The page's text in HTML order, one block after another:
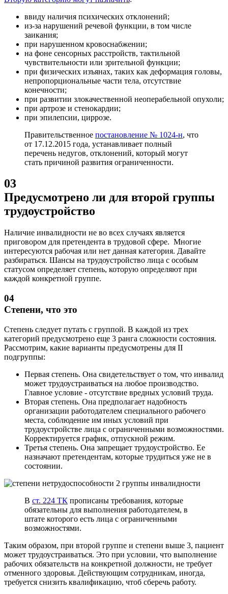
ввиду наличия психических отклонений;
из-за нарушений речевой функции, в том числе
заикания;
при нарушенном кровоснабжении;
на фоне сенсорных расстройств, тактильной
чувствительности или зрительной функции;
при физических изъянах, таких как деформация головы,
непропорциональные части тела, отсутствие
конечности;
при развитии злокачественной неоперабельной опухоли;
при артрозе и стенокардии;
при эпилепсии, циррозе.
Правительственное постановление № 1024-н, что
от 17.12.2015 года, устанавливает полный
перечень недугов, отклонений, который могут
стать причиной развития ограниченности.
03
Предусмотрено ли для второй группы
трудоустройство
Наличие инвалидности не во всех случаях является
приговором для претендента в трудовой сфере. Многие
интересуются рабочая или нет данная категория. Давайте
разбираться. Шансы на трудоустройство лица с особым
статусом определяет степень, которую определяют при
каждой конкретной группе.
04
Степени, что это
Степень следует путать с группой. В каждой из трех
категорий предусмотрено еще 3 ранга сложности состояния.
Рассмотрим, какие варианты предусмотрены для II
подгруппы:
Первая степень. Она свидетельствует о том, что инвалид
может трудоустраиваться на любое производство.
Главное условие - отсутствие вредных условий труда.
Вторая степень. Она предполагает надобность
организации работодателем специального рабочего
места, соблюдение им иных условий при
трудоустройстве лица с ограниченными возможностями.
Корректируется график, отпускной режим.
Третья степень. Она запрещает трудоустройство. Ее
назначают претендентам, которые трудиться уже не в
состоянии.
В ст. 224 ТК прописаны требования, которые
обязательны для выполнения работодателем, в
штате которого есть лица с ограниченными
возможностями.
Таким образом, при второй группе и степени выше 3, пациент
может трудоустраиваться. Это при условии, что выполнение
рабочих обязательств на конкретной должности, не требует
отменного здоровья. Действующим сотрудникам, иногда,
требуется снизить квалификацию, чтоб сберечь работу.